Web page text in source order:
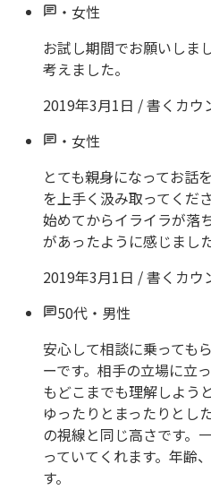
・ 女性
お試し期間でお願いしま
考えました。
2019年3月1日 /書くカウ
・ 女性
とても親身になってお話
を上手く汲み取ってくだ
始めてからイライラが落
があったように感じました
2019年3月1日 /書くカウ
50代 ・ 男性
安心して相談に乗っても
ーです。相手の立場に立
もどこまでも理解しよう
ゆったりとまったりとし
の視線と同じ高さです。
っていてくれます。年齢
す。